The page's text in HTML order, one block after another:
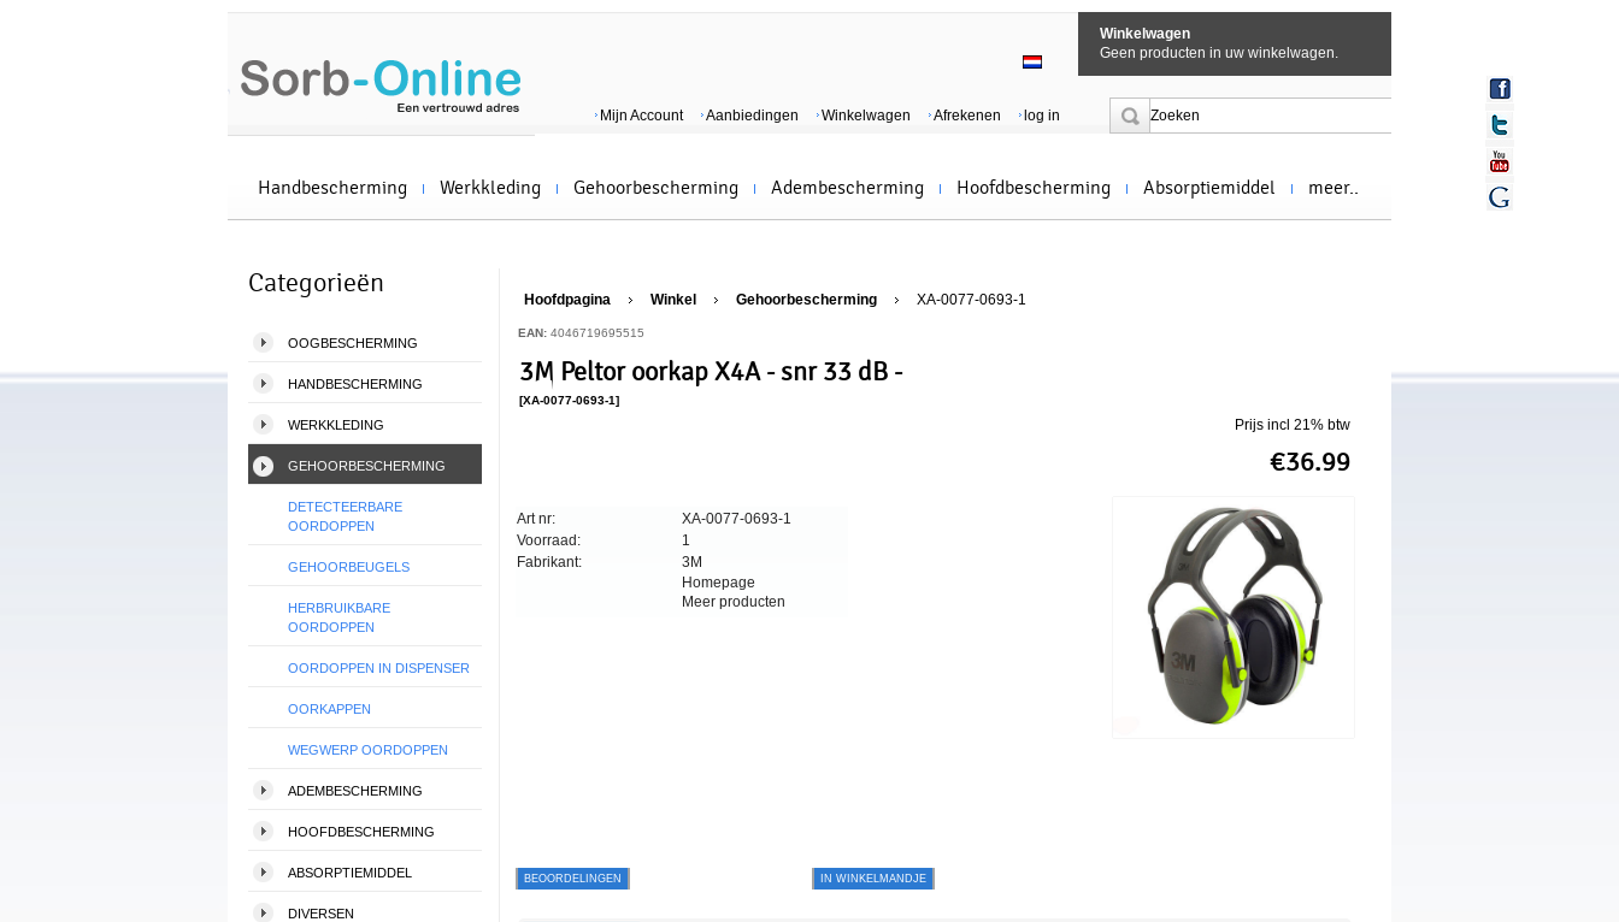
Winkelwagen
Geen producten in uw winkelwagen.
log in
Afrekenen
Winkelwagen
Aanbiedingen
Mijn Account
Handbescherming Werkkleding Gehoorbescherming Adembescherming Hoofdbescherming Absorptiemiddel meer..
Categorieën
OOGBESCHERMING
HANDBESCHERMING
WERKKLEDING
GEHOORBESCHERMING
DETECTEERBARE
OORDOPPEN
GEHOORBEUGELS
HERBRUIKBARE
OORDOPPEN
OORDOPPEN IN DISPENSER
OORKAPPEN
WEGWERP OORDOPPEN
ADEMBESCHERMING
HOOFDBESCHERMING
ABSORPTIEMIDDEL
DIVERSEN
Hoofdpagina Winkel Gehoorbescherming XA-0077-0693-1
EAN: 4046719695515
3M Peltor oorkap X4A - snr 33 dB -
[XA-0077-0693-1]
Prijs incl 21% btw
€36.99
Art nr:
Voorraad:
Fabrikant:
XA-0077-0693-1
1
3M
Homepage
Meer producten
IN WINKELMANDJE
BEOORDELINGEN